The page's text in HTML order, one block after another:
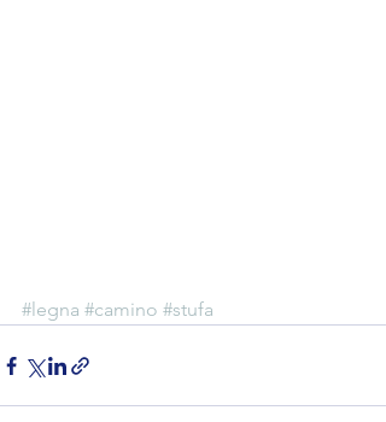
#legna #camino #stufa